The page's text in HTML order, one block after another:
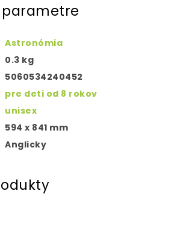
Astronómia
0.3 kg
5060534240452
pre deti od 8 rokov
unisex
594 x 841 mm
Anglicky